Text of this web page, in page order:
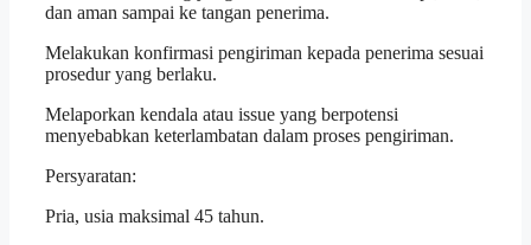
dan aman sampai ke tangan penerima.
Melakukan konfirmasi pengiriman kepada penerima sesuai
prosedur yang berlaku.
Melaporkan kendala atau issue yang berpotensi
menyebabkan keterlambatan dalam proses pengiriman.
Persyaratan:
Pria, usia maksimal 45 tahun.